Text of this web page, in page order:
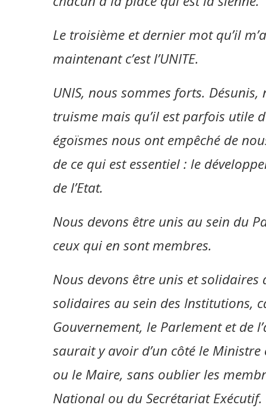
Le troisième et dernier mot qu’il
maintenant c’est l’UNITE.
UNIS, nous sommes forts. Désunis,
truisme mais qu’il est parfois utile
égoïsmes nous ont empêché de
de ce qui est essentiel : le
de l’Etat.
Nous devons être unis au sein du
ceux qui en sont membres.
Nous devons être unis et
solidaires au sein des Institutions,
Gouvernement, le Parlement et de
saurait y avoir d’un côté le Ministre
ou le Maire, sans oublier les
National ou du Secrétariat Exécutif.